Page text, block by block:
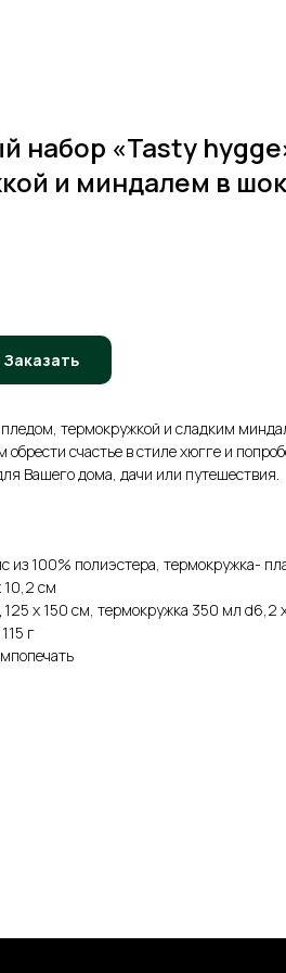
набор «Tasty
и миндалем в
Заказать
термокружкой и сладким
счастье в стиле хюгге и
Вашего дома, дачи или путешествия.
из 100% полиэстера, термокружка-
10,2 см
125 х 150 см, термокружка 350 мл d6,2
г